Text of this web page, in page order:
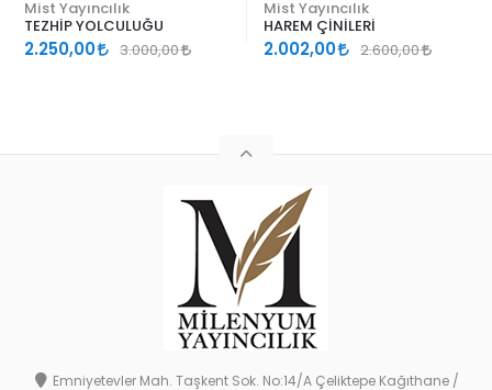
Mist Yayıncılık
TEZHİP YOLCULUĞU
2.250,00 3.000,00
Mist Yayıncılık
HAREM ÇİNİLERİ
2.002,00 2.600,00
Emniyetevler Mah. Taşkent Sok. No:14/A Çeliktepe Kağıthane /